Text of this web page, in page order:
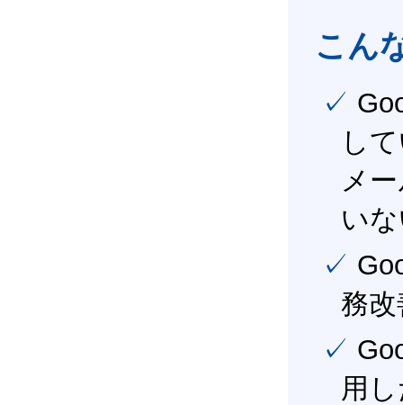
こん
✓ Google Workspace（旧G Suite） を社内で導入
し
メ
い
✓ Google Workspace（旧G Suite） を活用し、業
務
✓ Google Workspace（旧G Suite） を最大限に活
用